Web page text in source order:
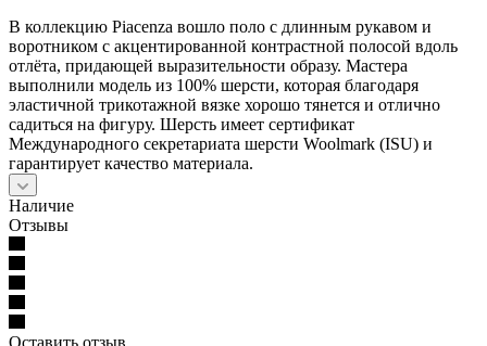
В коллекцию Piacenza вошло поло с длинным рукавом и
воротником с акцентированной контрастной полосой вдоль
отлёта, придающей выразительности образу. Мастера
выполнили модель из 100% шерсти, которая благодаря
эластичной трикотажной вязке хорошо тянется и отлично
садиться на фигуру. Шерсть имеет сертификат
Международного секретариата шерсти Woolmark (ISU) и
гарантирует качество материала.
Наличие
Отзывы
Оставить отзыв